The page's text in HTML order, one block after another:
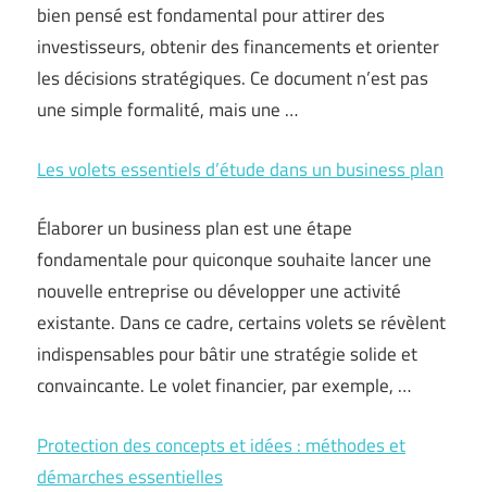
bien pensé est fondamental pour attirer des
investisseurs, obtenir des financements et orienter
les décisions stratégiques. Ce document n’est pas
une simple formalité, mais une …
Les volets essentiels d’étude dans un business plan
Élaborer un business plan est une étape
fondamentale pour quiconque souhaite lancer une
nouvelle entreprise ou développer une activité
existante. Dans ce cadre, certains volets se révèlent
indispensables pour bâtir une stratégie solide et
convaincante. Le volet financier, par exemple, …
Protection des concepts et idées : méthodes et
démarches essentielles